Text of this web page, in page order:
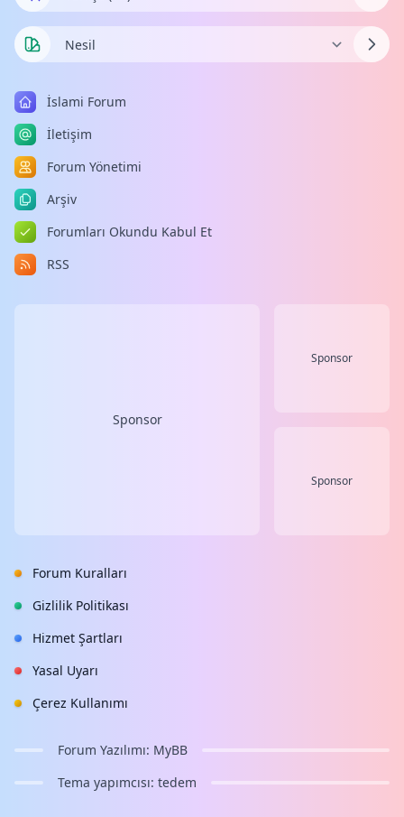
İslami Forum
İletişim
Forum Yönetimi
Arşiv
Forumları Okundu Kabul Et
RSS
Sponsor
Sponsor
Sponsor
Forum Kuralları
Gizlilik Politikası
Hizmet Şartları
Yasal Uyarı
Çerez Kullanımı
Forum Yazılımı: MyBB
Tema yapımcısı: tedem